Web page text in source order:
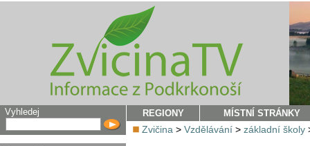
Vyhledej REGIONY MÍSTNÍ STRÁNKY
Zvičina > Vzdělávání > základní školy